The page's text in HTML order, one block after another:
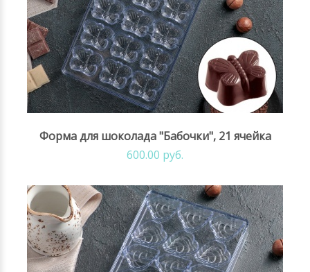
Форма для шоколада "Бабочки", 21 ячейка
600.00 руб.